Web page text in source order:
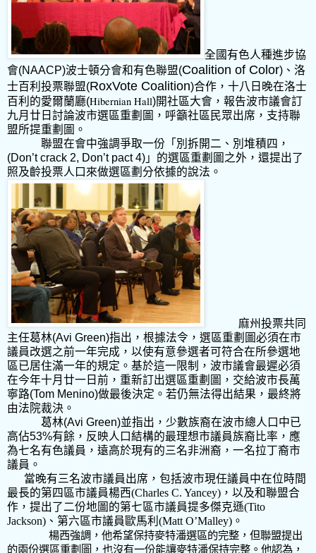
全國有色人種進步協
會(NAACP)波士頓分會和有色聯盟(Coalition of Color) 、洛
士百利投票聯盟(RoxVote Coalition)合作，十八日晚在洛士
百利的愛爾蘭廳(Hibernian Hall)開社區大會，報告波市議會訂
九月廿日討論波市選區重劃圖，呼籲社區民眾出席，支持聯
盟所提重劃圖。
聯盟在會中強調爭取一份「別拆開二、別堆積四，
(Don’t crack 2, Don’t pact 4) 」的選區重劃圖之外，還提出了
照及齡投票人口來做選區劃分依據的說法。
麻州投票共同
主任葛林(Avi Green)指出，根據法令，選區重劃圖必須在市
議員改選之前一年完成，以使有意參選者可符合在所參選地
區已居住滿一年的規定。基於這一限制，波市議會最遲必須
在今年十月廿一日前，重新訂出選區重劃圖，交給波市長萬
寧路(Tom Menino)做最後決定。若仍無法得出結果，最終將
由法院裁決。
葛林(Avi Green)並指出，少數族裔在波市總人口中已
高佔53%有餘，反映人口結構的最理想市議員族裔比率，應
為七名有色議員，遠高於現有的三名非洲裔，一名拉丁裔市
議員。
當晚有三名波市議員出席，包括波市現任議員中在位時間
最長的第四區市議員楊西(Charles C. Yancey) ，以及和聯盟合
作，提出了二份地圖的第七區市議員提多傑克遜(Tito
Jackson) 、第六區市議員歐馬利 (Matt O’Malley) 。
楊西強調，他希望保持麥特潘選區的完整，但聯盟提出
的兩份選區重劃圖，也沒有一份能讓麥特潘保持完整。他認為，